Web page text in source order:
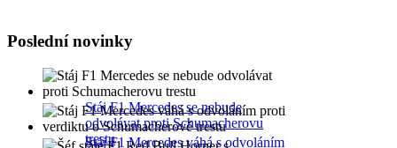
Poslední novinky
Stáj F1 Mercedes se nebude
odvolávat proti Schumacherovu
trestu
Stáj F1 Mercedes váhá s odvoláním